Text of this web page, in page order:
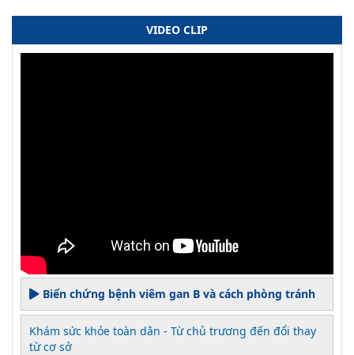
VIDEO CLIP
Biến chứng bệnh viêm gan B và cách phòng tránh
Khám sức khỏe toàn dân - Từ chủ trương đến đổi thay
từ cơ sở